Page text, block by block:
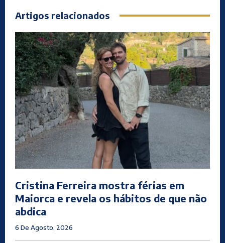
Artigos relacionados
Cristina Ferreira mostra férias em
Maiorca e revela os hábitos de que não
abdica
6 De Agosto, 2026